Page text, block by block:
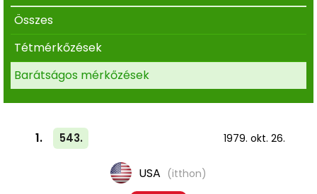
Összes
Tétmérkőzések
Barátságos mérkőzések
1. 543. 1979. okt. 26.
USA (itthon)